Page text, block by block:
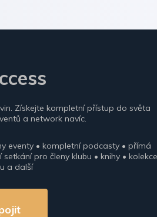
Získejte kompletní přístup do světa
a network navíc.
eventy • kompletní podcasty • přímá
pro členy klubu • knihy • kolekce
a další